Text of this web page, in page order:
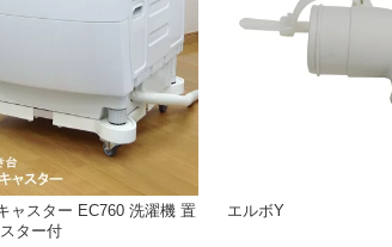
ャスター EC760 洗濯機 置
ター付
エルボY